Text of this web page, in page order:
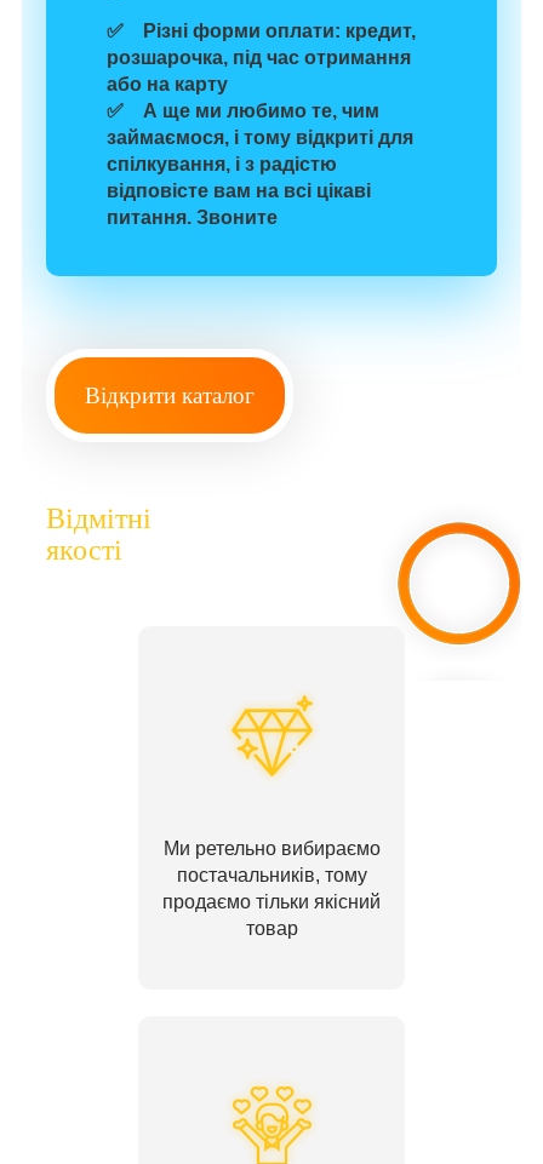
✅ Різні форми оплати: кредит,
розшарочка, під час отримання
або на карту
✅ А ще ми любимо те, чим
займаємося, і тому відкриті для
спілкування, і з радістю
відповісте вам на всі цікаві
питання. Звоните
Відкрити каталог
Відмітні
якості
Ми ретельно вибираємо
постачальників, тому
продаємо тільки якісний
товар